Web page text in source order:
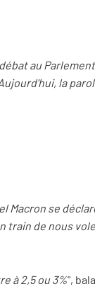
au
la
Macron se
train de nous
à 2,5 ou 3%",